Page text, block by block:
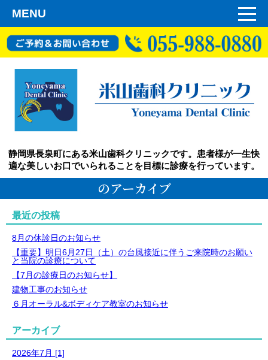
MENU
静岡県長泉町にある米山歯科クリニックです。患者様が一生快
適な美しいお口でいられることを目標に診療を行っています。
のアーカイブ
最近の投稿
8月の休診日のお知らせ
【重要】明日6月27日（土）の台風接近に伴うご来院時のお願い
と当院の診療について
【7月の診療日のお知らせ】
建物工事のお知らせ
６月オーラル&ボディケア教室のお知らせ
アーカイブ
2026年7月 [1]